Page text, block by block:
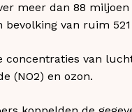
meer dan 88
bevolking van ruim
concentraties van
(NO2) en ozon.